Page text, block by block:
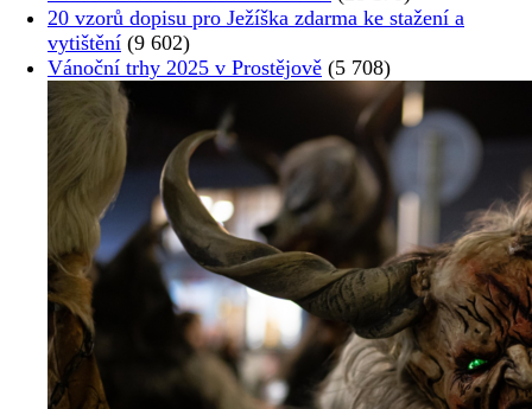
20 vzorů dopisu pro Ježíška zdarma ke stažení a
vytištění (9 602)
Vánoční trhy 2025 v Prostějově (5 708)